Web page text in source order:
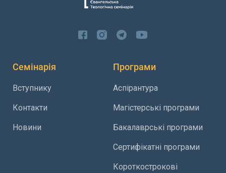
Семінарія
Вступнику
Контакти
Новини
Програми
Аспірантура
Магістерські програми
Бакалаврські програми
Сертифікатні програми
Короткострокові